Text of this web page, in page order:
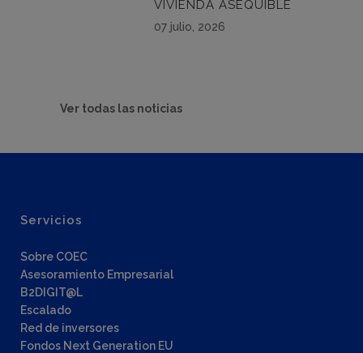
VIVIENDA ASEQUIBLE
07 julio, 2026
Ver todas las noticias
Servicios
Sobre COEC
Asesoramiento Empresarial
B2DIGIT@L
Escalado
Red de inversores
Fondos Next Generation EU